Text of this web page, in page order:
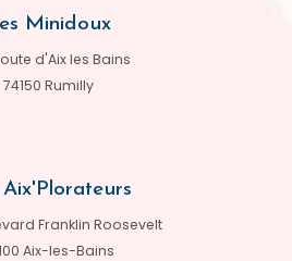
Minidoux
d'Aix les Bains
74150 Rumilly
Aix'Plorateurs
Franklin Roosevelt
Aix-les-Bains